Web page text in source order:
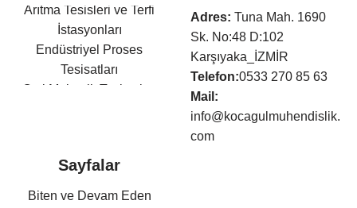
Arıtma Tesisleri ve Terfi
İstasyonları
Endüstriyel Proses
Tesisatları
Otel Mekanik Tesisatları
Sıhhi Tesisat ve Yangın
Adres: Tuna Mah. 1690
Sk. No:48 D:102
Karşıyaka_İZMİR
Telefon:0533 270 85 63
Mail:
info@kocagulmuhendislik.
com
Sayfalar
Biten ve Devam Eden